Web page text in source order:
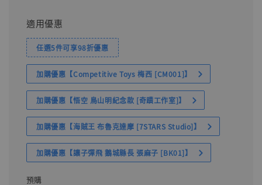
適用優惠
任選5件可享98折優惠
加購優惠【Competitive Toys 梅西 [CM001]】
加購優惠【悟空 鳥山明紀念款 [奇蹟工作室]】
加購優惠【海賊王 布魯克達摩 [7STARS Studio]】
加購優惠【讓子彈飛 鵝城縣長 張麻子 [BK01]】
預購